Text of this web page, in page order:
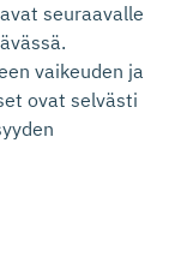
seuraavalle
vaikeuden ja
ovat selvästi